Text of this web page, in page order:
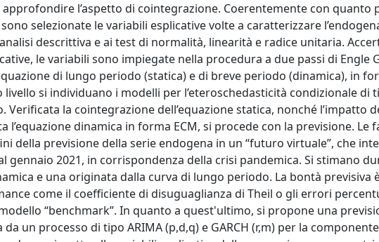
l’aspetto di cointegrazione. Coerentemente con quanto
selezionate le variabili esplicative volte a caratterizzare
descrittiva e ai test di normalità, linearità e radice unitaria.
le variabili sono impiegate nella procedura a due passi di Engle
di lungo periodo (statica) e di breve periodo (dinamica), in
si individuano i modelli per l’eteroschedasticità condizionale di
Verificata la cointegrazione dell’equazione statica, nonché l’impatto
l’equazione dinamica in forma ECM, si procede con la previsione. Le
della previsione della serie endogena in un “futuro virtuale”, che
gennaio 2021, in corrispondenza della crisi pandemica. Si stimano
e una originata dalla curva di lungo periodo. La bontà previsiva
come il coefficiente di disuguaglianza di Theil o gli errori
“benchmark”. In quanto a quest'ultimo, si propone una
un processo di tipo ARIMA (p,d,q) e GARCH (r,m) per la componente